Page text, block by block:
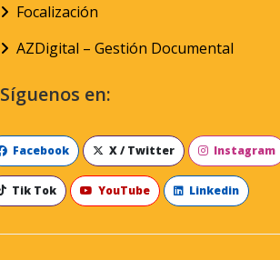
Focalización
AZDigital – Gestión Documental
Síguenos en:
Facebook X / Twitter Instagram
Tik Tok YouTube Linkedin